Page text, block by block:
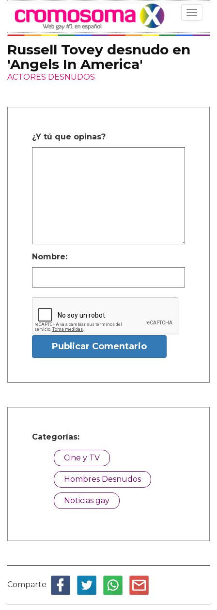
Toggle
Russell Tovey desnudo en
'Angels In America'
ACTORES DESNUDOS
¿Y tú que opinas?
Nombre:
Publicar Comentario
Categorías:
Cine y TV
Hombres Desnudos
Noticias gay
Comparte